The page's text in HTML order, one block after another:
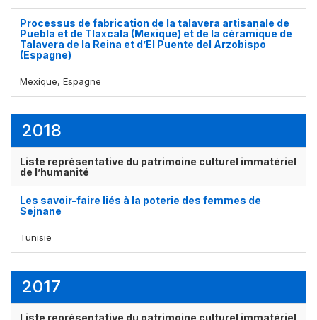
Processus de fabrication de la talavera artisanale de
Puebla et de Tlaxcala (Mexique) et de la céramique de
Talavera de la Reina et d’El Puente del Arzobispo
(Espagne)
Mexique, Espagne
2018
Liste représentative du patrimoine culturel immatériel
de l’humanité
Les savoir-faire liés à la poterie des femmes de
Sejnane
Tunisie
2017
Liste représentative du patrimoine culturel immatériel